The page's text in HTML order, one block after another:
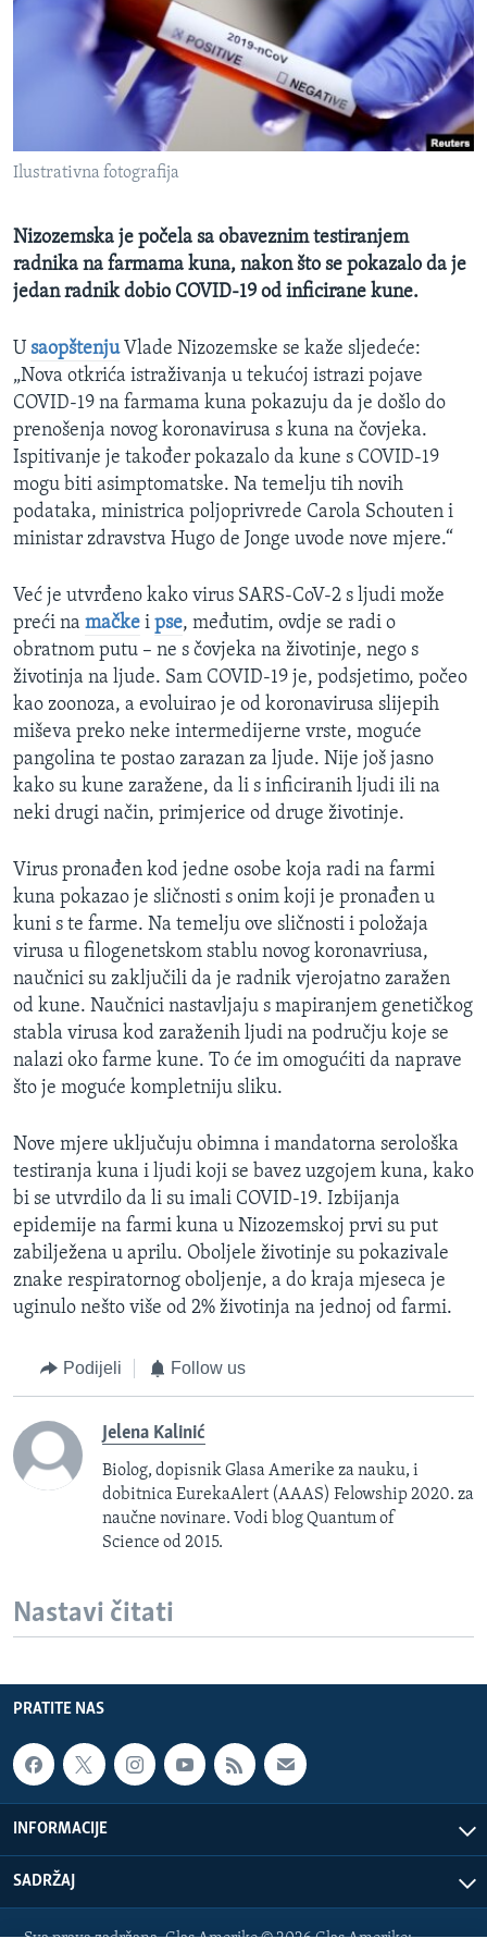
MAGAZIN
O GLASU AMERIKE
Learning English
PRATITE NAS
Jezici
Ilustrativna fotografija
Nizozemska je počela sa obaveznim testiranjem
radnika na farmama kuna, nakon što se pokazalo da je
jedan radnik dobio COVID-19 od inficirane kune.
U saopštenjuVlade Nizozemske se kaže sljedeće:
„Nova otkrića istraživanja u tekućoj istrazi pojave
COVID-19 na farmama kuna pokazuju da je došlo do
prenošenja novog koronavirusa s kuna na čovjeka.
Ispitivanje je također pokazalo da kune s COVID-19
mogu biti asimptomatske. Na temelju tih novih
podataka, ministrica poljoprivrede Carola Schouten i
ministar zdravstva Hugo de Jonge uvode nove mjere.“
Već je utvrđeno kako virus SARS-CoV-2 s ljudi može
preći na mačke i pse, međutim, ovdje se radi o
obratnom putu – ne s čovjeka na životinje, nego s
životinja na ljude. Sam COVID-19 je, podsjetimo, počeo
kao zoonoza, a evoluirao je od koronavirusa slijepih
miševa preko neke intermedijerne vrste, moguće
pangolina te postao zarazan za ljude. Nije još jasno
kako su kune zaražene, da li s inficiranih ljudi ili na
neki drugi način, primjerice od druge životinje.
Virus pronađen kod jedne osobe koja radi na farmi
kuna pokazao je sličnosti s onim koji je pronađen u
kuni s te farme. Na temelju ove sličnosti i položaja
virusa u filogenetskom stablu novog koronavriusa,
naučnici su zaključili da je radnik vjerojatno zaražen
od kune. Naučnici nastavljaju s mapiranjem genetičkog
stabla virusa kod zaraženih ljudi na području koje se
nalazi oko farme kune. To će im omogućiti da naprave
što je moguće kompletniju sliku.
Nove mjere uključuju obimna i mandatorna serološka
testiranja kuna i ljudi koji se bavez uzgojem kuna, kako
bi se utvrdilo da li su imali COVID-19. Izbijanja
epidemije na farmi kuna u Nizozemskoj prvi su put
zabilježena u aprilu. Oboljele životinje su pokazivale
znake respiratornog oboljenje, a do kraja mjeseca je
uginulo nešto više od 2% životinja na jednoj od farmi.
Podijeli Follow us
Jelena Kalinić
Biolog, dopisnik Glasa Amerike za nauku, i
dobitnica EurekaAlert (AAAS) Felowship 2020. za
naučne novinare. Vodi blog Quantum of
Science od 2015.
Nastavi čitati
PRATITE NAS
INFORMACIJE
SADRŽAJ
Sva prava zadržana. Glas Amerike © 2026 Glas Amerike: